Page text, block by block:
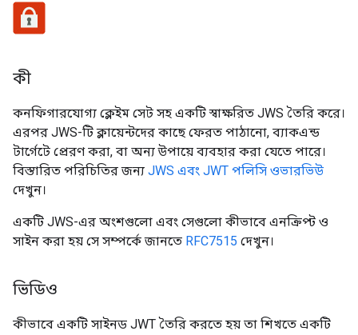
কী
কনফিগারযোগ্য ক্লেইম সেট সহ একটি স্বাক্ষরিত JWS তৈরি করে।
এরপর JWS-টি ক্লায়েন্টদের কাছে ফেরত পাঠানো, ব্যাকএন্ড
টার্গেটে প্রেরণ করা, বা অন্য উপায়ে ব্যবহার করা যেতে পারে।
বিস্তারিত পরিচিতির জন্য JWS এবং JWT পলিসি ওভারভিউ
দেখুন।
একটি JWS-এর অংশগুলো এবং সেগুলো কীভাবে এনক্রিপ্ট ও
সাইন করা হয় সে সম্পর্কে জানতে RFC7515 দেখুন।
ভিডিও
কীভাবে একটি সাইনড JWT তৈরি করতে হয় তা শিখতে একটি